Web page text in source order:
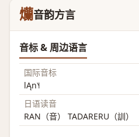
爤音韵方言
音标 & 周边语言
国际音标
lĄn˥˧
日语读音
RAN（音） TADARERU（訓）